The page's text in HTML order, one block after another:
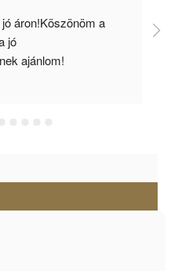
áron!Köszönöm a
jó
ajánlom!